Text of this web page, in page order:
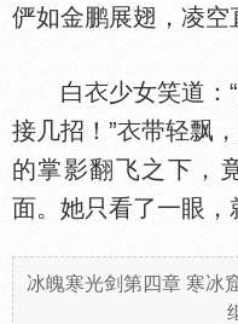
俨如金鹏展翅，凌空
白
少女笑道：
接几招！”
带轻飘
的掌影翻飞之下，
面。她只看了一眼
冰魄寒光剑第四章 寒冰